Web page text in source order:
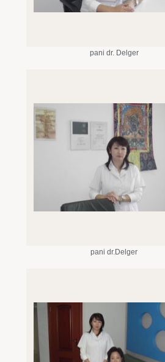
pani dr. Delger
pani dr.Delger